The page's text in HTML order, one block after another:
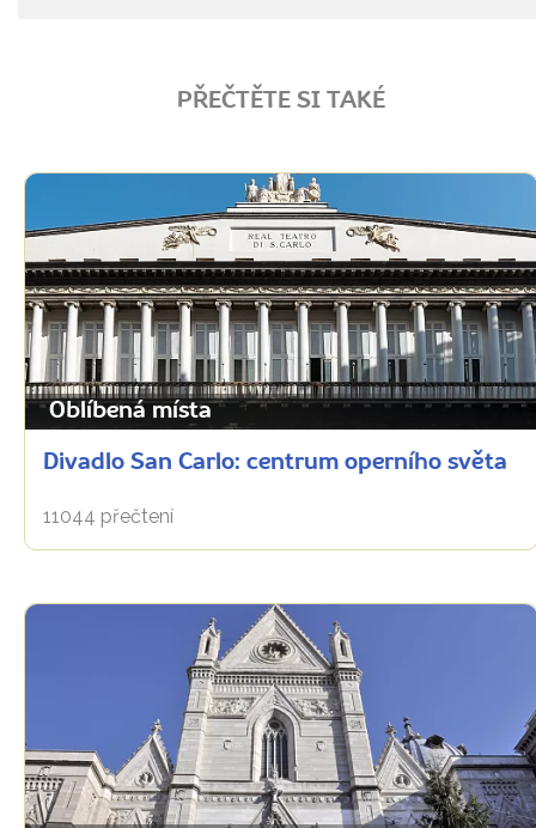
PŘEČTĚTE SI TAKÉ
Oblíbená místa
Divadlo San Carlo: centrum operního světa
11044 přečtení